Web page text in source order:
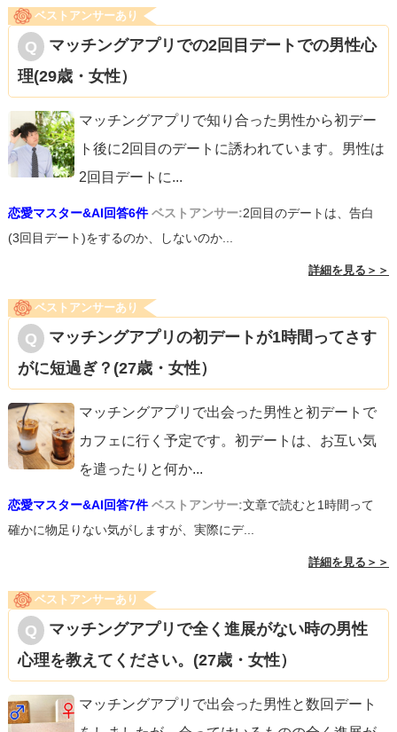
ベストアンサーあり
マッチングアプリでの2回目デートでの男性心
理(29歳・女性）
マッチングアプリで知り合った男性から初デー
ト後に2回目のデートに誘われています。男性は
2回目デートに...
恋愛マスター&AI回答6件 ベストアンサー:2回目のデートは、告白
(3回目デート)をするのか、しないのか...
詳細を見る＞＞
ベストアンサーあり
マッチングアプリの初デートが1時間ってさす
がに短過ぎ？(27歳・女性）
マッチングアプリで出会った男性と初デートで
カフェに行く予定です。初デートは、お互い気
を遣ったりと何か...
恋愛マスター&AI回答7件 ベストアンサー:文章で読むと1時間って
確かに物足りない気がしますが、実際にデ...
詳細を見る＞＞
ベストアンサーあり
マッチングアプリで全く進展がない時の男性
心理を教えてください。(27歳・女性）
マッチングアプリで出会った男性と数回デート